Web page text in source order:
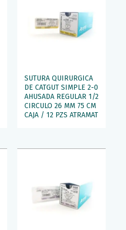
SUTURA QUIRURGICA
DE CATGUT SIMPLE 2-0
AHUSADA REGULAR 1/2
CIRCULO 26 MM 75 CM
CAJA / 12 PZS ATRAMAT